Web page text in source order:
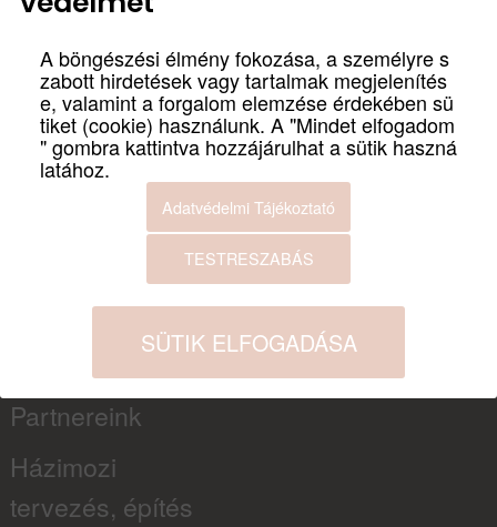
16:10 300x188cm
SL.M135WM
Bruttó:
299 900 Ft
Nettó:
236 142Ft
INFORMÁCIÓK
Szolgáltatások
Partnereink
Házimozi
tervezés, építés
A böngészési élmény fokozása, a személyre s
zabott hirdetések vagy tartalmak megjelenítés
e, valamint a forgalom elemzése érdekében sü
tiket (cookie) használunk. A "Mindet elfogadom
" gombra kattintva hozzájárulhat a sütik haszná
latához.
Adatvédelmi Tájékoztató
TESTRESZABÁS
SÜTIK ELFOGADÁSA